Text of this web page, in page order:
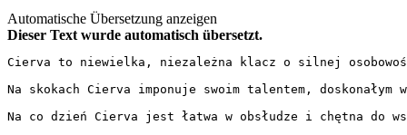
Automatische Übersetzung anzeigen
Dieser Text wurde automatisch übersetzt.
Cierva to niewielka, niezależna klacz o silnej
Na skokach Cierva imponuje swoim talentem,
Na co dzień Cierva jest łatwa w obsłudze i chętna do